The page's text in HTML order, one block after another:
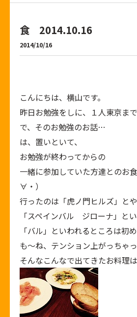
食 2014.10.16
2014/10/16
こんにちは、横山です。
昨日お勉強をしに、１人東京ま
で、そのお勉強のお話…
は、置いといて、
お勉強が終わってからの
一緒に参加していた方達とのお
∀・）
行ったのは「虎ノ門ヒルズ」と
「スペインバル ジローナ」とい
「バル」といわれるところは初
も～ね、テンション上がっちゃ
そんなこんなで出てきたお料理